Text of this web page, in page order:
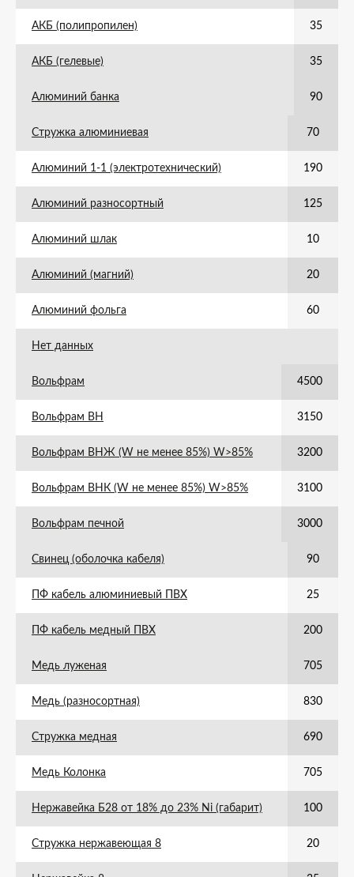
АКБ (полипропилен) 35
АКБ (гелевые) 35
Алюминий банка 90
Стружка алюминиевая 70
Алюминий 1-1 (электротехнический) 190
Алюминий разносортный 125
Алюминий шлак 10
Алюминий (магний) 20
Алюминий фольга 60
Нет данных
Вольфрам 4500
Вольфрам ВН 3150
Вольфрам ВНЖ (W не менее 85%) W>85% 3200
Вольфрам ВНК (W не менее 85%) W>85% 3100
Вольфрам печной 3000
Свинец (оболочка кабеля) 90
ПФ кабель алюминиевый ПВХ 25
ПФ кабель медный ПВХ 200
Медь луженая 705
Медь (разносортная) 830
Стружка медная 690
Медь Колонка 705
Нержавейка Б28 от 18% до 23% Ni (габарит) 100
Стружка нержавеющая 8 20